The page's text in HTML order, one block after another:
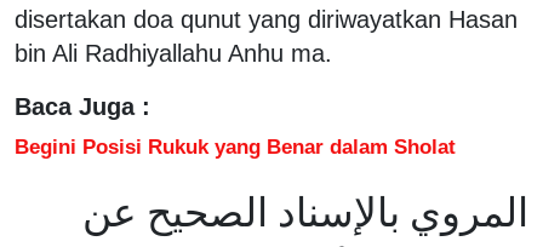
disertakan doa qunut yang diriwayatkan Hasan
bin Ali Radhiyallahu Anhu ma.
Baca Juga :
Begini Posisi Rukuk yang Benar dalam Sholat
المروي بالإسناد الصحيح عن